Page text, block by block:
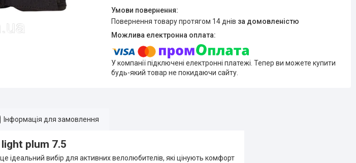
повернення товару протягом 14 днів за домовленістю
У компанії підключені електронні платежі. Тепер ви можете купити
будь-який товар не покидаючи сайту.
Інформація для замовлення
plum 7.5
ідеальний вибір для активних велолюбителів, які цінують комфорт